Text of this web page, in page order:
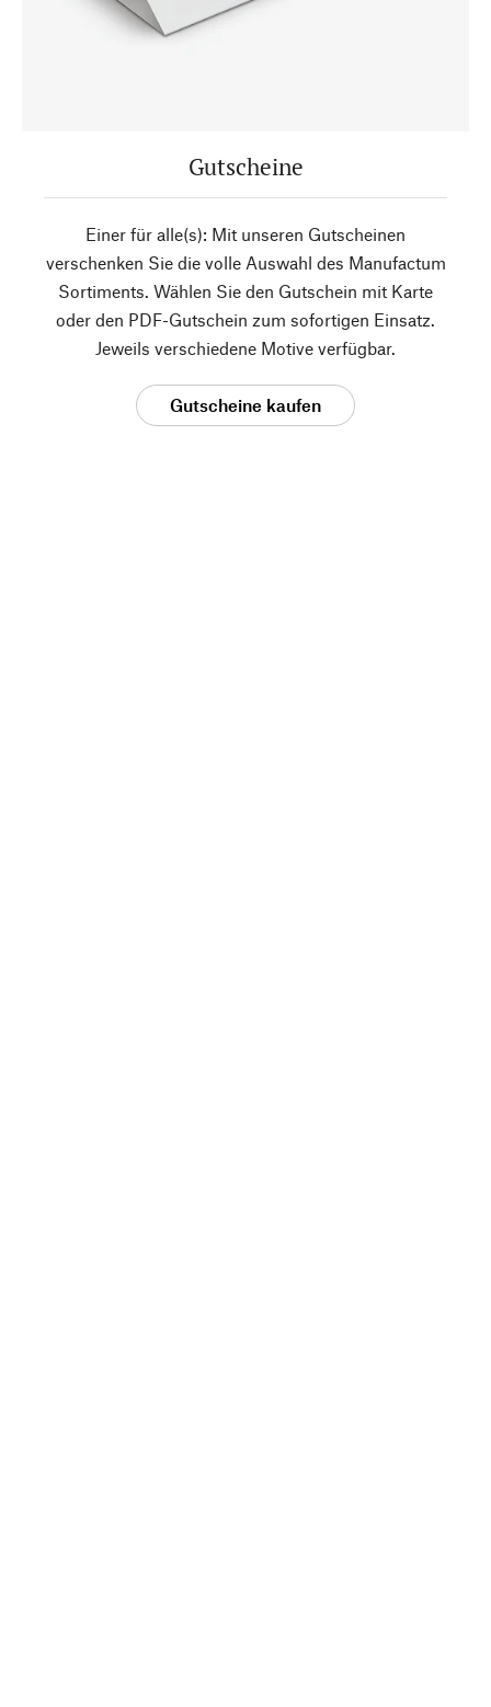
Gutscheine
Einer für alle(s): Mit unseren Gutscheinen
verschenken Sie die volle Auswahl des Manufactum
Sortiments. Wählen Sie den Gutschein mit Karte
oder den PDF-Gutschein zum sofortigen Einsatz.
Jeweils verschiedene Motive verfügbar.
Gutscheine kaufen